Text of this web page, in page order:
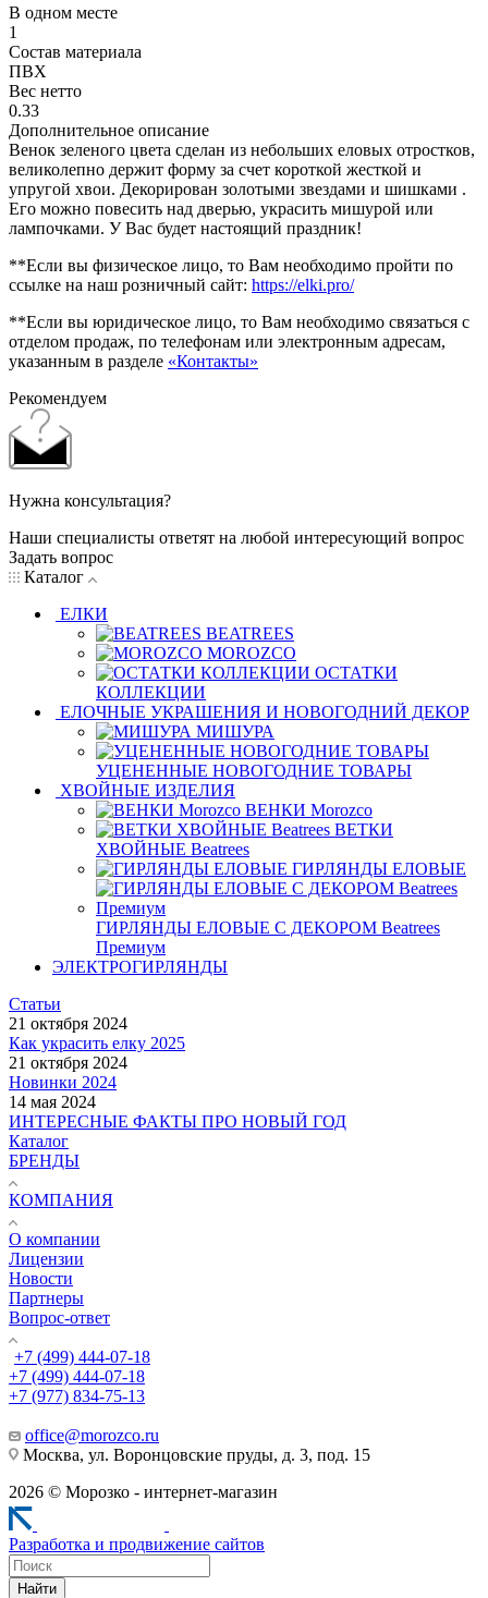
В одном месте
1
Состав материала
ПВХ
Вес нетто
0.33
Дополнительное описание
Венок зеленого цвета сделан из небольших еловых отростков,
великолепно держит форму за счет короткой жесткой и
упругой хвои. Декорирован золотыми звездами и шишками .
Его можно повесить над дверью, украсить мишурой или
лампочками. У Вас будет настоящий праздник!
**Если вы физическое лицо, то Вам необходимо пройти по
ссылке на наш розничный сайт: https://elki.pro/
**Если вы юридическое лицо, то Вам необходимо связаться с
отделом продаж, по телефонам или электронным адресам,
указанным в разделе «Контакты»
Рекомендуем
Нужна консультация?
Наши специалисты ответят на любой интересующий вопрос
Задать вопрос
Каталог
ЕЛКИ
BEATREES
MOROZCO
ОСТАТКИ
КОЛЛЕКЦИИ
ЕЛОЧНЫЕ УКРАШЕНИЯ И НОВОГОДНИЙ ДЕКОР
МИШУРА
УЦЕНЕННЫЕ НОВОГОДНИЕ ТОВАРЫ
ХВОЙНЫЕ ИЗДЕЛИЯ
ВЕНКИ Morozco
ВЕТКИ
ХВОЙНЫЕ Beatrees
ГИРЛЯНДЫ ЕЛОВЫЕ
ГИРЛЯНДЫ ЕЛОВЫЕ С ДЕКОРОМ Beatrees
Премиум
ЭЛЕКТРОГИРЛЯНДЫ
Статьи
21 октября 2024
Как украсить елку 2025
21 октября 2024
Новинки 2024
14 мая 2024
ИНТЕРЕСНЫЕ ФАКТЫ ПРО НОВЫЙ ГОД
Каталог
БРЕНДЫ
КОМПАНИЯ
О компании
Лицензии
Новости
Партнеры
Вопрос-ответ
+7 (499) 444-07-18
+7 (499) 444-07-18
+7 (977) 834-75-13
office@morozco.ru
Москва, ул. Воронцовские пруды, д. 3, под. 15
2026 © Морозко - интернет-магазин
Разработка и продвижение сайтов
Найти